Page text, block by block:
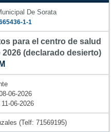
De Sorata
1-1
para el centro de salud
(declarado desierto)
06-2026
06-2026
(Telf: 71569195)